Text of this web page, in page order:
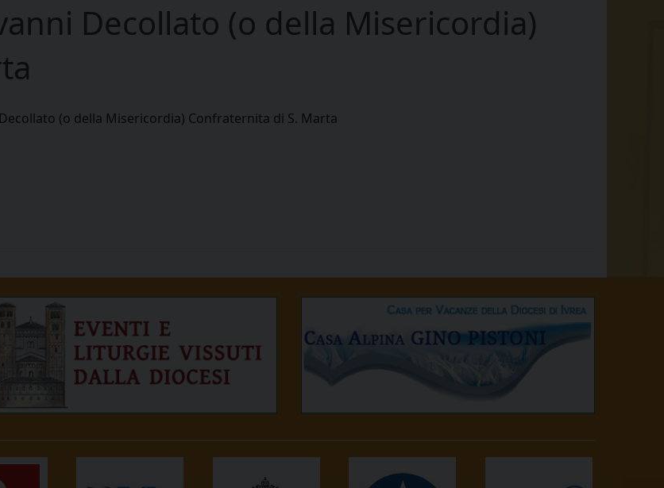
Decollato (o della Misericordia)
(o della Misericordia) Confraternita di S. Marta